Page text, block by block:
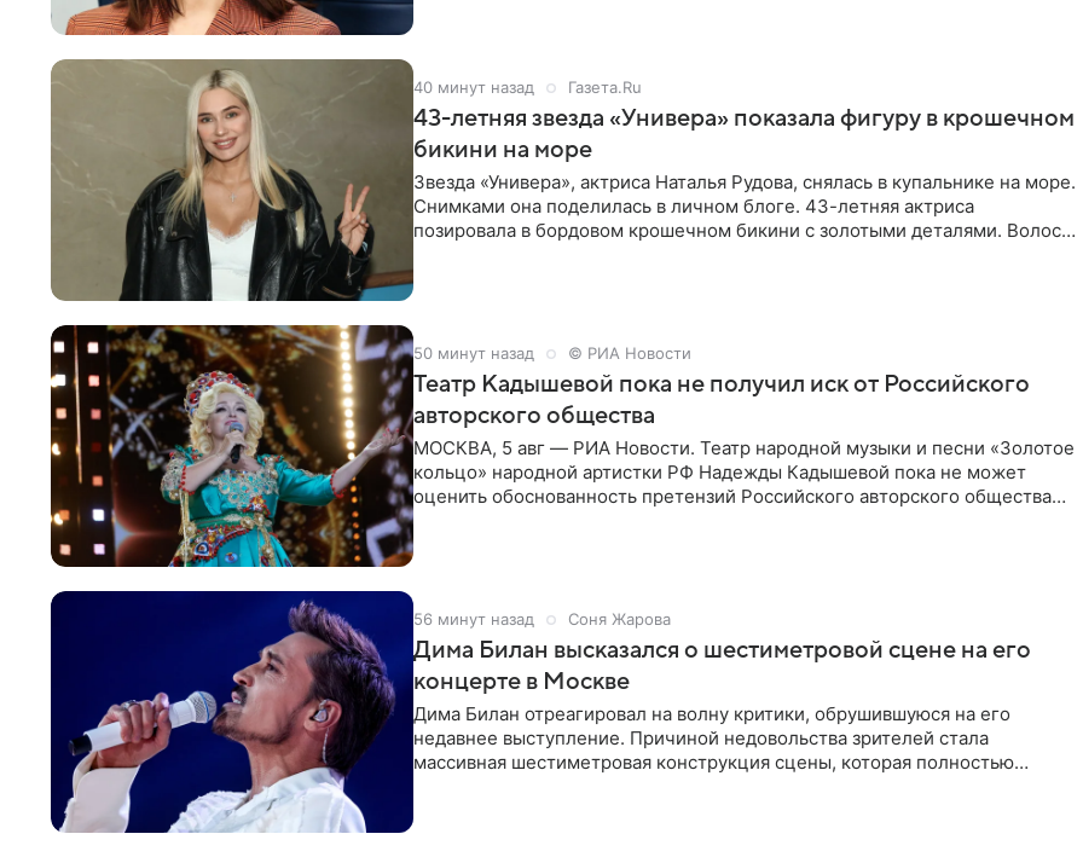
40 минут назад Газета.Ru
43-летняя звезда «Универа» показала фигуру в крошечном
бикини на море
Звезда «Универа», актриса Наталья Рудова, снялась в купальнике на море.
Снимками она поделилась в личном блоге. 43-летняя актриса
позировала в бордовом крошечном бикини с золотыми деталями. Волосы
50 минут назад © РИА Новости
Театр Кадышевой пока не получил иск от Российского
авторского общества
МОСКВА, 5 авг — РИА Новости. Театр народной музыки и песни «Золотое
кольцо» народной артистки РФ Надежды Кадышевой пока не может
оценить обоснованность претензий Российского авторского общества
56 минут назад Соня Жарова
Дима Билан высказался о шестиметровой сцене на его
концерте в Москве
Дима Билан отреагировал на волну критики, обрушившуюся на его
недавнее выступление. Причиной недовольства зрителей стала
массивная шестиметровая конструкция сцены, которая полностью